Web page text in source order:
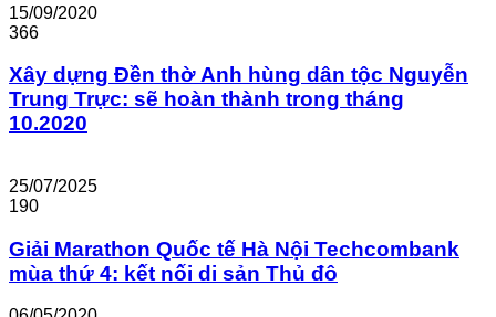
15/09/2020
366
Xây dựng Đền thờ Anh hùng dân tộc Nguyễn
Trung Trực: sẽ hoàn thành trong tháng
10.2020
25/07/2025
190
Giải Marathon Quốc tế Hà Nội Techcombank
mùa thứ 4: kết nối di sản Thủ đô